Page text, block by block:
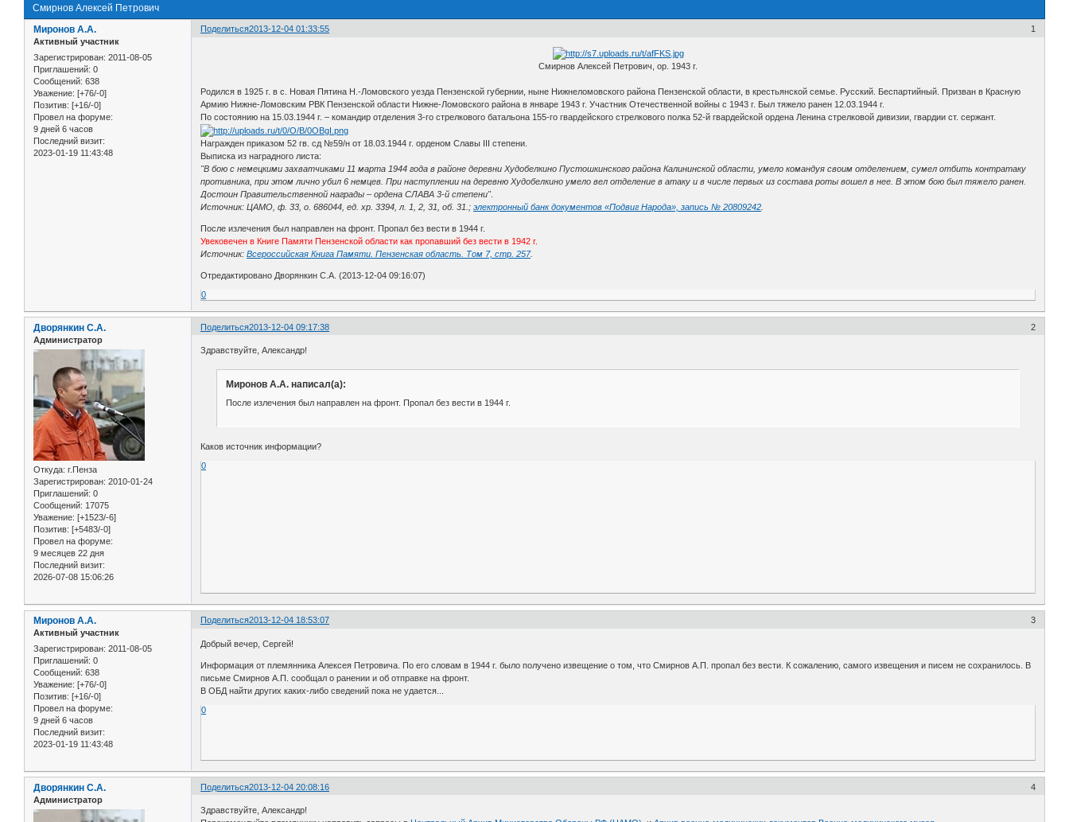
Смирнов Алексей Петрович
Поделиться 1
2013-12-04 01:33:55
Миронов А.А.
Активный участник
Зарегистрирован: 2011-08-05
Приглашений: 0
Сообщений: 638
Уважение: [+76/-0]
Позитив: [+16/-0]
Провел на форуме:
9 дней 6 часов
Последний визит:
2023-01-19 11:43:48
Смирнов Алексей Петрович, ор. 1943 г.
Родился в 1925 г. в с. Новая Пятина Н.-Ломовского уезда Пензенской губернии, ныне Нижнеломовского района Пензенской области, в крестьянской семье. Русский. Беспартийный. Призван в Красную
Армию Нижне-Ломовским РВК Пензенской области Нижне-Ломовского района в январе 1943 г. Участник Отечественной войны с 1943 г. Был тяжело ранен 12.03.1944 г.
По состоянию на 15.03.1944 г. – командир отделения 3-го стрелкового батальона 155-го гвардейского стрелкового полка 52-й гвардейской ордена Ленина стрелковой дивизии, гвардии ст. сержант.
Награжден приказом 52 гв. сд №59/н от 18.03.1944 г. орденом Славы III степени.
Выписка из наградного листа:
"В бою с немецкими захватчиками 11 марта 1944 года в районе деревни Худобелкино Пустошкинского района Калининской области, умело командуя своим отделением, сумел отбить контратаку
противника, при этом лично убил 6 немцев. При наступлении на деревню Худобелкино умело вел отделение в атаку и в числе первых из состава роты вошел в нее. В этом бою был тяжело ранен.
Достоин Правительственной награды – ордена СЛАВА 3-й степени".
Источник: ЦАМО, ф. 33, о. 686044, ед. хр. 3394, л. 1, 2, 31, об. 31.;электронный банк документов «Подвиг Народа», запись № 20809242
После излечения был направлен на фронт. Пропал без вести в 1944 г.
Увековечен в Книге Памяти Пензенской области как пропавший без вести в 1942 г.
Источник:Всероссийская Книга Памяти. Пензенская область. Том 7, стр. 257.
Отредактировано Дворянкин С.А. (2013-12-04 09:16:07)
0
Поделиться 2
2013-12-04 09:17:38
Дворянкин С.А.
Администратор
Откуда: г.Пенза
Зарегистрирован: 2010-01-24
Приглашений: 0
Сообщений: 17075
Уважение: [+1523/-6]
Позитив: [+5483/-0]
Провел на форуме:
9 месяцев 22 дня
Последний визит:
2026-07-08 15:06:26
Здравствуйте, Александр!
Миронов А.А. написал(а):
После излечения был направлен на фронт. Пропал без вести в 1944 г.
Каков источник информации?
0
Поделиться 3
2013-12-04 18:53:07
Миронов А.А.
Активный участник
Зарегистрирован: 2011-08-05
Приглашений: 0
Сообщений: 638
Уважение: [+76/-0]
Позитив: [+16/-0]
Провел на форуме:
9 дней 6 часов
Последний визит:
2023-01-19 11:43:48
Добрый вечер, Сергей!
Информация от племянника Алексея Петровича. По его словам в 1944 г. было получено извещение о том, что Смирнов А.П. пропал без вести. К сожалению, самого извещения и писем не сохранилось. В
письме Смирнов А.П. сообщал о ранении и об отправке на фронт.
В ОБД найти других каких-либо сведений пока не удается...
0
Поделиться 4
2013-12-04 20:08:16
Дворянкин С.А.
Администратор
Здравствуйте, Александр!